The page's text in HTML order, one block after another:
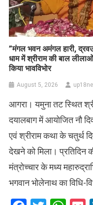
​”मंगल भवन अमंगल हारी,
धाम में श्रीराम की बाल
किया भावविभोर
August 5, 2026
आगरा। यमुना तट स्थित
दयालबाग में आयोजित नौ
एवं श्रीराम कथा के चतुर्थ
देखने को मिला। प्रतिदिन
मंत्रोच्चार के मध्य
भगवान भोलेनाथ का विधि-